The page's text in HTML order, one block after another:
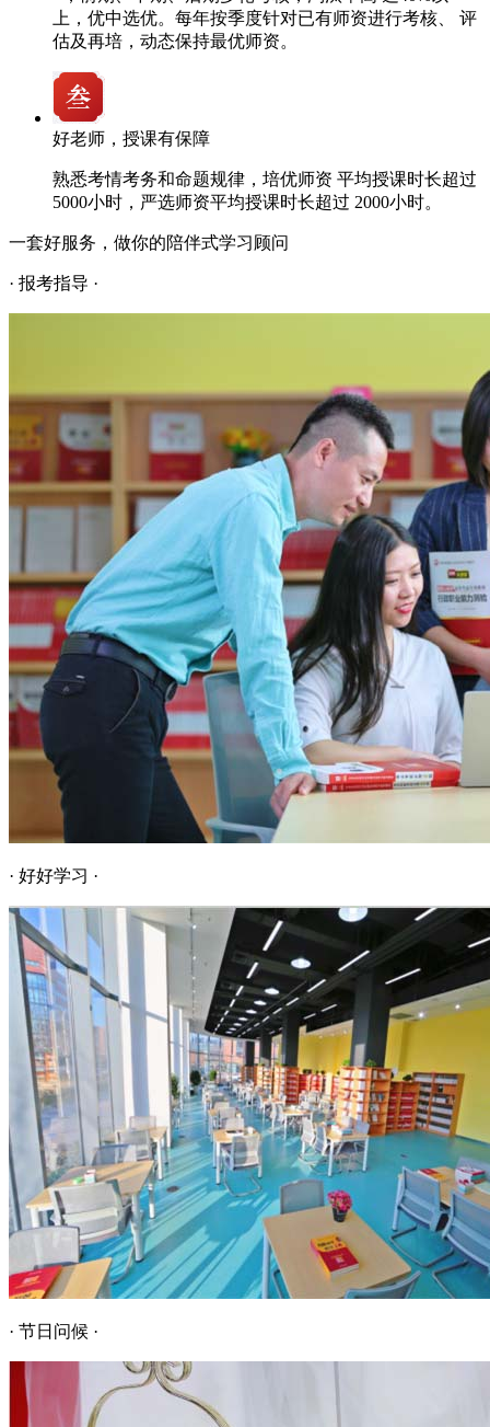
上，优中选优。每年按季度针对已有师资进行考核、 评
估及再培，动态保持最优师资。
好老师，授课有保障
熟悉考情考务和命题规律，培优师资 平均授课时长超过
5000小时，严选师资平均授课时长超过 2000小时。
一套好服务，做你的陪伴式学习顾问
· 报考指导 ·
· 好好学习 ·
· 节日问候 ·